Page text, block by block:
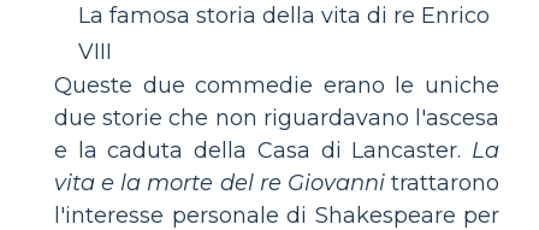
La famosa storia della vita di re Enrico
VIII
Queste due commedie erano le uniche
due storie che non riguardavano l'ascesa
e la caduta della Casa di Lancaster. La
vita e la morte del re Giovannitrattarono
l'interesse personale di Shakespeare per